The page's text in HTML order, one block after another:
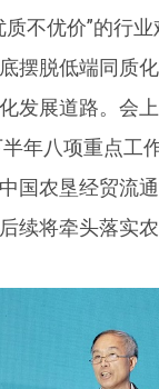
不优价”的行
摆脱低端同质
发展道路。会
年八项重点工
国农垦经贸流
续将牵头落实